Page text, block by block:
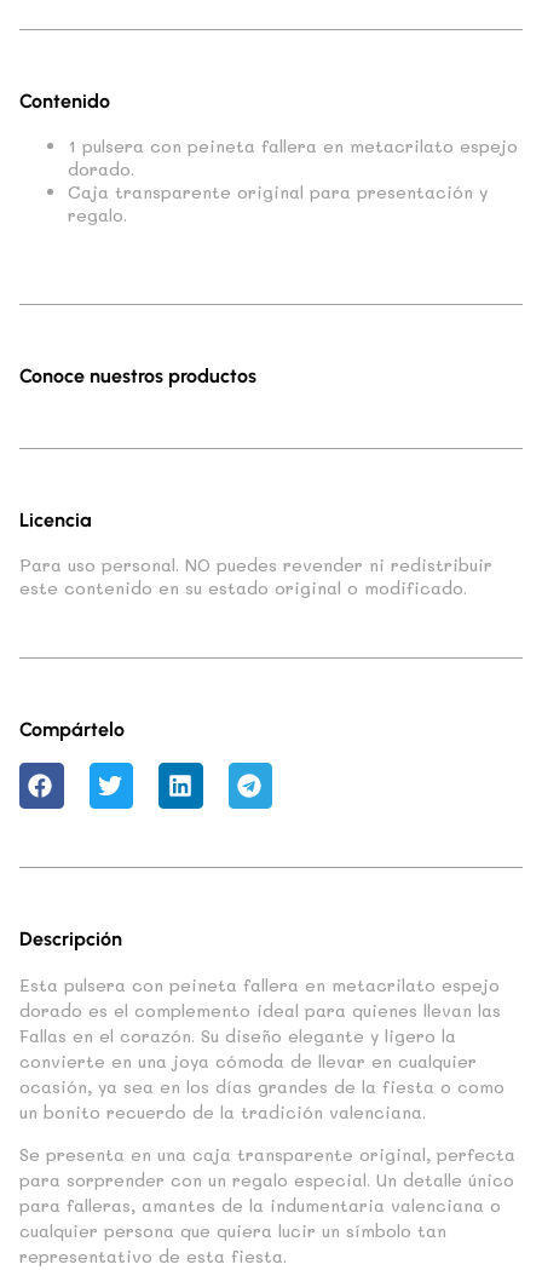
Contenido
1 pulsera con peineta fallera en metacrilato espejo
dorado.
Caja transparente original para presentación y
regalo.
Conoce nuestros productos
Licencia
Para uso personal. NO puedes revender ni redistribuir
este contenido en su estado original o modificado.
Compártelo
Descripción
Esta pulsera con peineta fallera en metacrilato espejo
dorado es el complemento ideal para quienes llevan las
Fallas en el corazón. Su diseño elegante y ligero la
convierte en una joya cómoda de llevar en cualquier
ocasión, ya sea en los días grandes de la fiesta o como
un bonito recuerdo de la tradición valenciana.
Se presenta en una caja transparente original, perfecta
para sorprender con un regalo especial. Un detalle único
para falleras, amantes de la indumentaria valenciana o
cualquier persona que quiera lucir un símbolo tan
representativo de esta fiesta.